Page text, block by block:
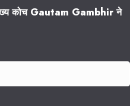
कोच Gautam Gambhir ने